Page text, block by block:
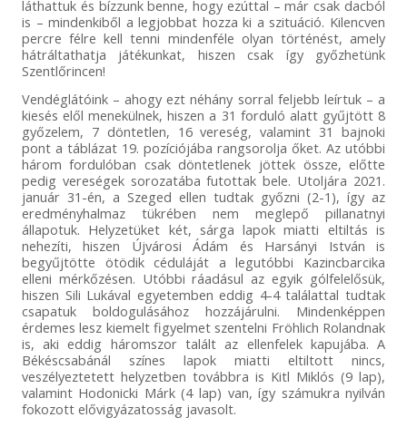
láthattuk és bízzunk benne, hogy ezúttal – már csak dacból
is – mindenkiből a legjobbat hozza ki a szituáció. Kilencven
percre félre kell tenni mindenféle olyan történést, amely
hátráltathatja játékunkat, hiszen csak így győzhetünk
Szentlőrincen!
Vendéglátóink – ahogy ezt néhány sorral feljebb leírtuk – a
kiesés elől menekülnek, hiszen a 31 forduló alatt gyűjtött 8
győzelem, 7 döntetlen, 16 vereség, valamint 31 bajnoki
pont a táblázat 19. pozíciójába rangsorolja őket. Az utóbbi
három fordulóban csak döntetlenek jöttek össze, előtte
pedig vereségek sorozatába futottak bele. Utoljára 2021.
január 31-én, a Szeged ellen tudtak győzni (2-1), így az
eredményhalmaz tükrében nem meglepő pillanatnyi
állapotuk. Helyzetüket két, sárga lapok miatti eltiltás is
nehezíti, hiszen Újvárosi Ádám és Harsányi István is
begyűjtötte ötödik céduláját a legutóbbi Kazincbarcika
elleni mérkőzésen. Utóbbi ráadásul az egyik gólfelelősük,
hiszen Sili Lukával egyetemben eddig 4-4 találattal tudtak
csapatuk boldogulásához hozzájárulni. Mindenképpen
érdemes lesz kiemelt figyelmet szentelni Fröhlich Rolandnak
is, aki eddig háromszor talált az ellenfelek kapujába. A
Békéscsabánál színes lapok miatti eltiltott nincs,
veszélyeztetett helyzetben továbbra is Kitl Miklós (9 lap),
valamint Hodonicki Márk (4 lap) van, így számukra nyilván
fokozott elővigyázatosság javasolt.